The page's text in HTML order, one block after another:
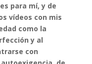
para mí, y de
vídeos con mis
como la
y al
con